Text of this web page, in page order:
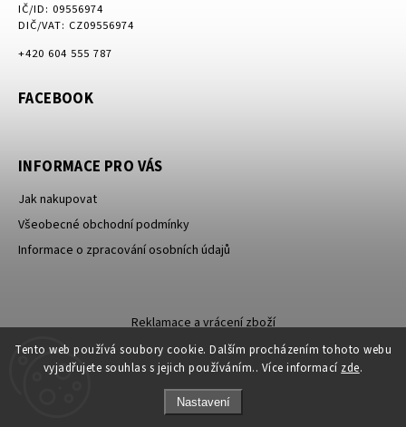
Tento web používá soubory cookie. Dalším procházením tohoto webu
vyjadřujete souhlas s jejich používáním.. Více informací zde.
Nastavení
IČ/ID: 09556974
DIČ/VAT: CZ09556974
+420 604 555 787
FACEBOOK
INFORMACE PRO VÁS
Jak nakupovat
Všeobecné obchodní podmínky
Informace o zpracování osobních údajů
Reklamace a vrácení zboží